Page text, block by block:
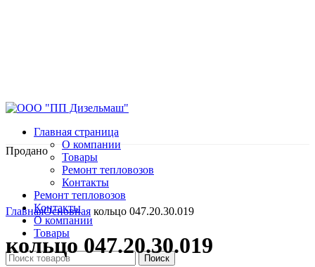
Главная страница
О компании
Товары
Ремонт тепловозов
Контакты
Ремонт тепловозов
Контакты
О компании
Товары
Поиск
Продано
Нажмите, чтобы увеличить
ГлавнаяОсновная кольцо 047.20.30.019
кольцо 047.20.30.019